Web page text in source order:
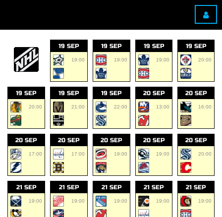
19 SEP
19:00
19 SEP
19:00
19 SEP
19:00
19 SEP
20:00
19 SEP
20:00
19 SEP
21:00
19 SEP
22:00
20 SEP
13:00
20 SEP
16:00
20 SEP
17:00
20 SEP
17:00
20 SEP
19:00
20 SEP
19:00
20 SEP
20:00
21 SEP
19:00
21 SEP
19:00
21 SEP
19:00
21 SEP
19:00
21 SEP
19:00